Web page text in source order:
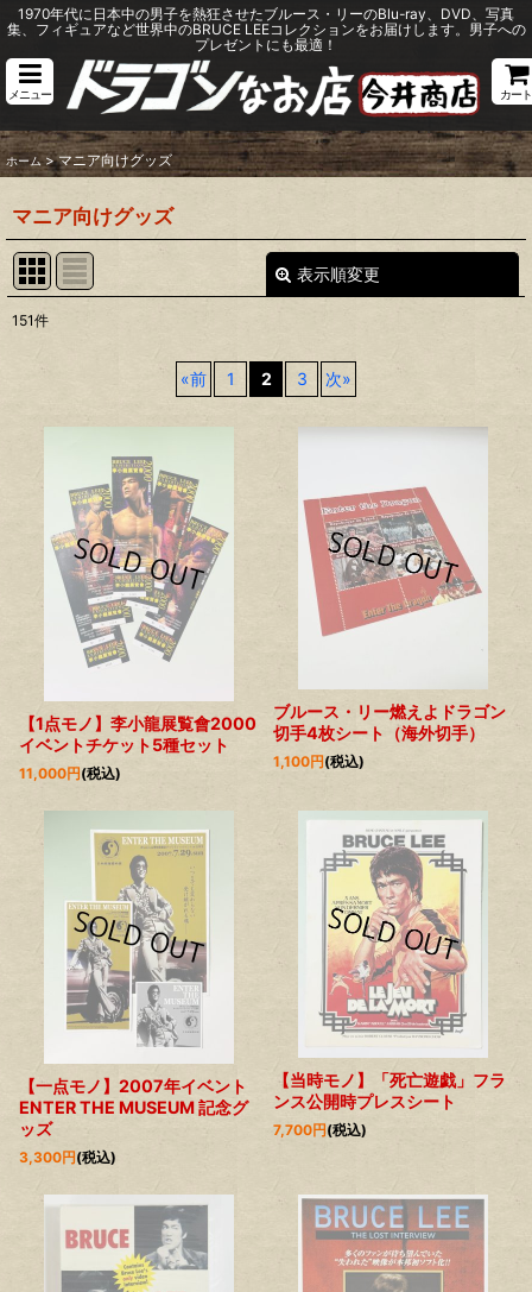
1970年代に日本中の男子を熱狂させたブルース・リーのBlu-ray、DVD、写真
集、フィギュアなど世界中のBRUCE LEEコレクションをお届けします。男子への
プレゼントにも最適！
メニュー カート
ホーム > マニア向けグッズ
マニア向けグッズ
表示順変更
151件
«前 1 2 3 次»
【1点モノ】李小龍展覧會2000
イベントチケット5種セット
11,000円(税込)
ブルース・リー燃えよドラゴン
切手4枚シート（海外切手）
1,100円(税込)
【一点モノ】2007年イベント
ENTER THE MUSEUM 記念グ
ッズ
3,300円(税込)
【当時モノ】「死亡遊戯」フラ
ンス公開時プレスシート
7,700円(税込)